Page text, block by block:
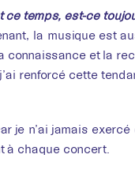
ce temps, est-ce
la musique est
connaissance et la
renforcé cette
je n’ai jamais
à chaque concert.